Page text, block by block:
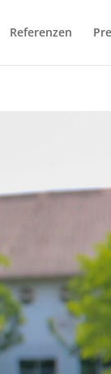
Referenzen